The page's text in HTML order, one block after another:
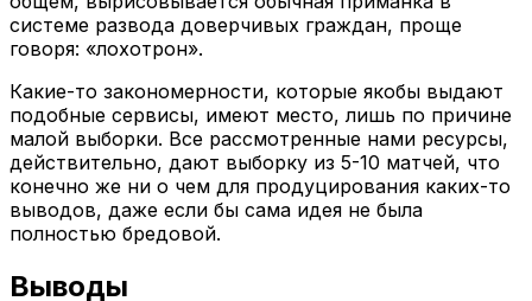
системе развода доверчивых граждан, проще
говоря: «лохотрон».
Какие-то закономерности, которые якобы выдают
подобные сервисы, имеют место, лишь по причине
малой выборки. Все рассмотренные нами ресурсы,
действительно, дают выборку из 5-10 матчей, что
конечно же ни о чем для продуцирования каких-то
выводов, даже если бы сама идея не была
полностью бредовой.
Выводы